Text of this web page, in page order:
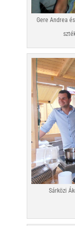
Gere Andrea
Sárközi